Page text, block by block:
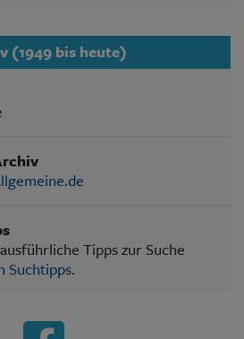
(1949 bis heute)
Tipps zur Suche
Suchtipps.